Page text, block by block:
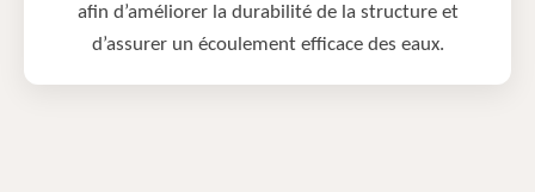
afin d’améliorer la durabilité de la structure et
d’assurer un écoulement efficace des eaux.